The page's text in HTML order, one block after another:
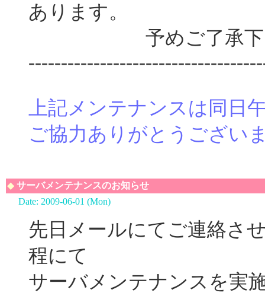
あります。
予めご了承下
上記メンテナンスは同日
ご協力ありがとうござい
◆ サーバメンテナンスのお知らせ
Date: 2009-06-01 (Mon)
先日メールにてご連絡さ
程にて
サーバメンテナンスを実